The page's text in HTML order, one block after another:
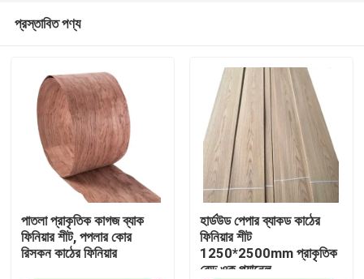
প্রস্তাবিত পণ্য
পাতলা প্রাকৃতিক কাগজ ব্যাক
ফিনিয়ার শীট, পপলার কোর
রিসকন কাঠের ফিনিয়ার
হার্ডউড পেপার ব্যাকড কাঠের
ফিনিয়ার শীট
1250*2500mm প্রাকৃতিক
রেড ওক প্যানেল